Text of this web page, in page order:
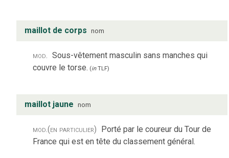
maillot de corps nom
mod. Sous-vêtement masculin sans manches qui
couvre le torse. (inTLF)
maillot jaune nom
mod.(en particulier) Porté par le coureur du Tour de
France qui est en tête du classement général.